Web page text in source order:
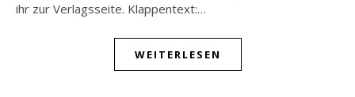
ihr zur Verlagsseite. Klappentext:…
WEITERLESEN